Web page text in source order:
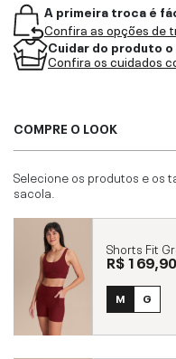
A primeira troca é
Confira as opções de
Cuidar do produto o
Confira os cuidados
COMPRE O LOOK
Selecione os produtos e os
sacola.
Shorts Fit
R$ 169,90
M G